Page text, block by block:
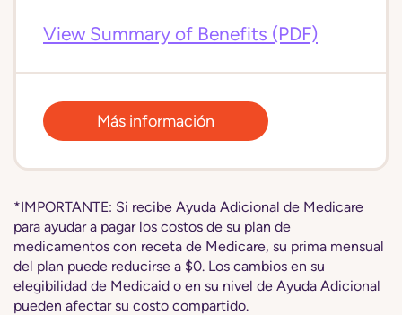
View Summary of Benefits (PDF)
Más información
*IMPORTANTE: Si recibe Ayuda Adicional de Medicare
para ayudar a pagar los costos de su plan de
medicamentos con receta de Medicare, su prima mensual
del plan puede reducirse a $0. Los cambios en su
elegibilidad de Medicaid o en su nivel de Ayuda Adicional
pueden afectar su costo compartido.